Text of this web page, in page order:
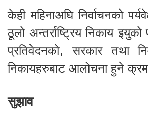
केही महिनाअघि निर्वाचनको
ठूलो अन्तर्राष्ट्रिय निकाय इयुको
प्रतिवेदनको, सरकार तथा
निकायहरुबाट आलोचना हुने
सुझाव